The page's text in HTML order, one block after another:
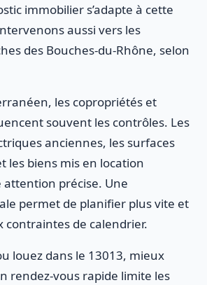
immobilier s’adapte à cette
aussi vers les
des Bouches-du-Rhône, selon
les copropriétés et
souvent les contrôles. Les
anciennes, les surfaces
les biens mis en location
précise. Une
permet de planifier plus vite et
contraintes de calendrier.
louez dans le 13013, mieux
rendez-vous rapide limite les